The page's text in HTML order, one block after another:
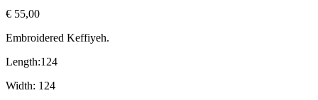
€ 55,00
Embroidered Keffiyeh.
Length:124
Width: 124